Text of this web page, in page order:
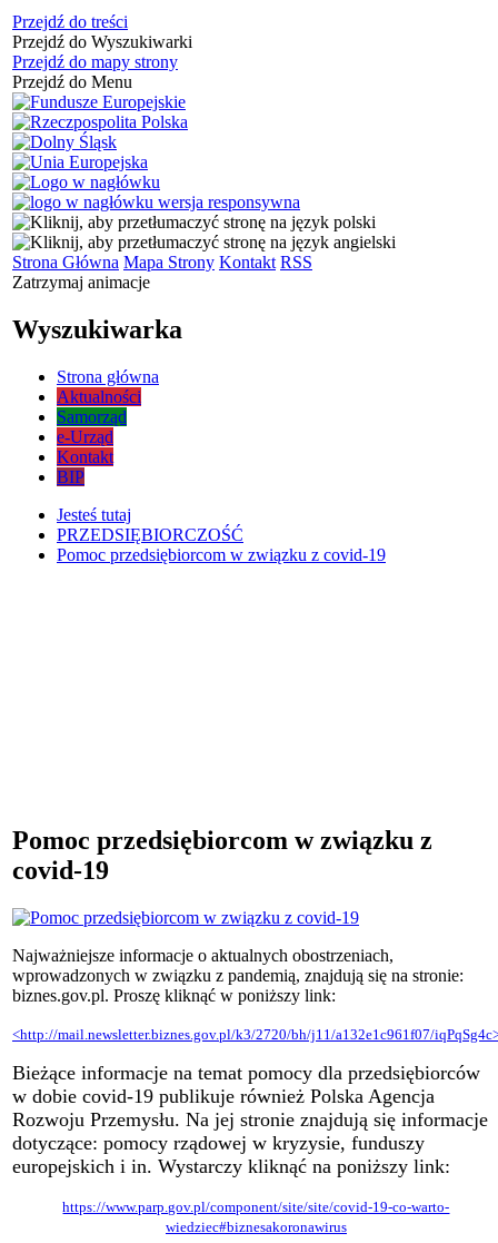
Przejdź do treści
Przejdź do Wyszukiwarki
Przejdź do mapy strony
Przejdź do Menu
Strona Główna Mapa Strony Kontakt RSS
Zatrzymaj animacje
Wyszukiwarka
Strona główna
Aktualności
Samorząd
e-Urząd
Kontakt
BIP
Jesteś tutaj
PRZEDSIĘBIORCZOŚĆ
Pomoc przedsiębiorcom w związku z covid-19
Pomoc przedsiębiorcom w związku z
covid-19
Najważniejsze informacje o aktualnych obostrzeniach,
wprowadzonych w związku z pandemią, znajdują się na stronie:
biznes.gov.pl. Proszę kliknąć w poniższy link:
<http://mail.newsletter.biznes.gov.pl/k3/2720/bh/j11/a132e1c961f07/
Bieżące informacje na temat pomocy dla przedsiębiorców
w dobie covid-19 publikuje również Polska Agencja
Rozwoju Przemysłu. Na jej stronie znajdują się informacje
dotyczące: pomocy rządowej w kryzysie, funduszy
europejskich i in. Wystarczy kliknąć na poniższy link:
https://www.parp.gov.pl/component/site/site/covid-19-co-warto-
wiedziec#biznesakoronawirus